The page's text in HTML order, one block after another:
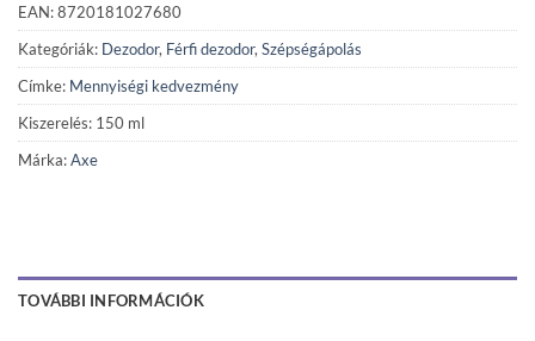
EAN: 8720181027680
Kategóriák: Dezodor, Férfi dezodor, Szépségápolás
Címke: Mennyiségi kedvezmény
Kiszerelés: 150 ml
Márka:Axe
TOVÁBBI INFORMÁCIÓK